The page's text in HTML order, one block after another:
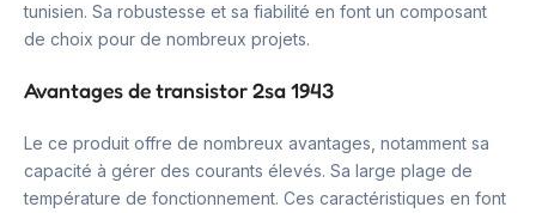
tunisien. Sa robustesse et sa fiabilité en font un composant
de choix pour de nombreux projets.
Avantages de transistor 2sa 1943
Le ce produit offre de nombreux avantages, notamment sa
capacité à gérer des courants élevés. Sa large plage de
température de fonctionnement. Ces caractéristiques en font